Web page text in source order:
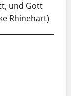
und Gott
Rhinehart)